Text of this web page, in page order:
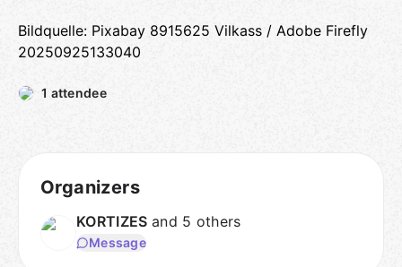
Bildquelle: Pixabay 8915625 Vilkass / Adobe Firefly
20250925133040
1 attendee
Organizers
KORTIZES and 5 others
Message